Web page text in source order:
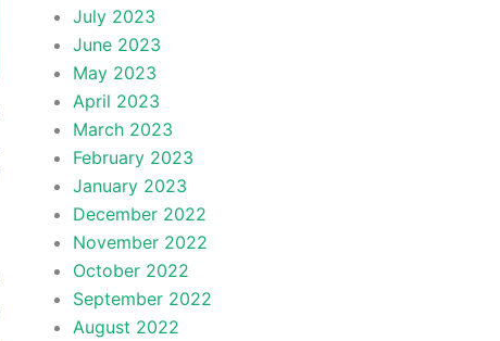
July 2023
June 2023
May 2023
April 2023
March 2023
February 2023
January 2023
December 2022
November 2022
October 2022
September 2022
August 2022